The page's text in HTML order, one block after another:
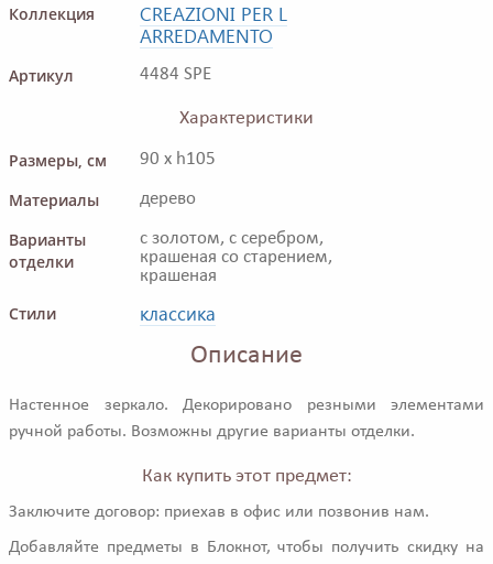
Коллекция
CREAZIONI PER L
ARREDAMENTO
Артикул 4484 SPE
Характеристики
Размеры, см
90 x h105
Материалы дерево
Варианты
отделки
с золотом, с серебром,
крашеная со старением,
крашеная
Стили классика
Описание
Настенное зеркало. Декорировано резными элементами
ручной работы. Возможны другие варианты отделки.
Как купить этот предмет:
Заключите договор: приехав в офис или позвонив нам.
Добавляйте предметы в Блокнот, чтобы получить скидку на